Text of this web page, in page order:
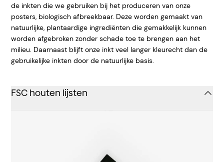
de inkten die we gebruiken bij het produceren van onze
posters, biologisch afbreekbaar. Deze worden gemaakt van
natuurlijke, plantaardige ingrediënten die gemakkelijk kunnen
worden afgebroken zonder schade toe te brengen aan het
milieu. Daarnaast blijft onze inkt veel langer kleurecht dan de
gebruikelijke inkten door de natuurlijke basis.
FSC houten lijsten